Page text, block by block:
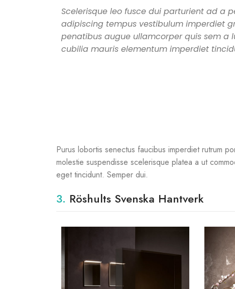
Scelerisque leo fusce dui parturient ad a
adipiscing tempus vestibulum imperdiet
penatibus augue ullamcorper quis sem a
cubilia mauris elementum imperdiet
Purus lobortis senectus faucibus imperdiet rutrum
molestie suspendisse scelerisque platea a ut
eget tincidunt. Semper dui.
3. Röshults Svenska Hantverk